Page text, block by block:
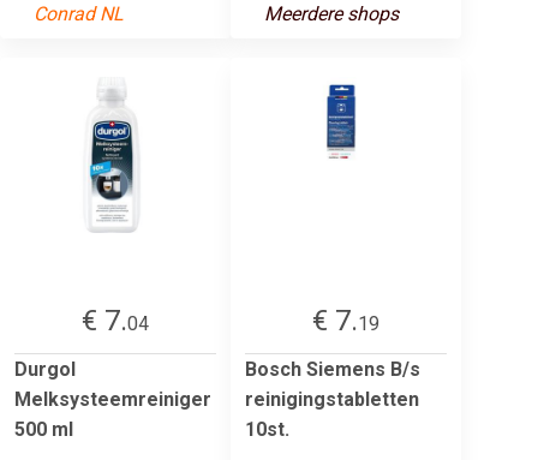
Conrad NL Meerdere shops
€ 7.04
Durgol
Melksysteemreiniger
500 ml
€ 7.19
Bosch Siemens B/s
reinigingstabletten
10st.